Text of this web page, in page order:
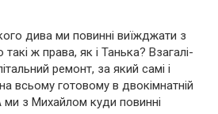
дива ми повинні виїжджати з
ж права, як і Танька? Взагалі-
ремонт, за який самі і
всьому готовому в двокімнатній
ми з Михайлом куди повинні